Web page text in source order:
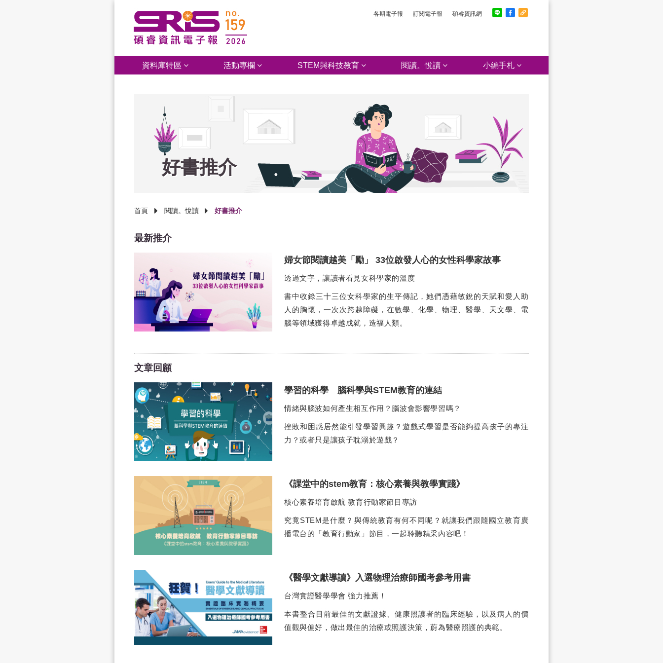
各期電子報 訂閱電子報 碩睿資訊網
資料庫特區 活動專欄 STEM與科技教育 閱讀。悅讀 小編手札
好書推介
首頁 閱讀。悅讀 好書推介
最新推介
婦女節閱讀越美「勵」 33位啟發人心的女性科學家故事
透過文字，讓讀者看見女科學家的溫度
書中收錄三十三位女科學家的生平傳記，她們憑藉敏銳的天賦和愛人助
人的胸懷，一次次跨越障礙，在數學、化學、物理、醫學、天文學、電
腦等領域獲得卓越成就，造福人類。
文章回顧
學習的科學 腦科學與STEM教育的連結
情緒與腦波如何產生相互作用？腦波會影響學習嗎？
挫敗和困惑居然能引發學習興趣？遊戲式學習是否能夠提高孩子的專注
力？或者只是讓孩子耽溺於遊戲？
《課堂中的stem教育：核心素養與教學實踐》
核心素養培育啟航 教育行動家節目專訪
究竟STEM是什麼？與傳統教育有何不同呢？就讓我們跟隨國立教育廣
播電台的「教育行動家」節目，一起聆聽精采內容吧！
《醫學文獻導讀》入選物理治療師國考參考用書
台灣實證醫學學會 強力推薦！
本書整合目前最佳的文獻證據、健康照護者的臨床經驗，以及病人的價
值觀與偏好，做出最佳的治療或照護決策，蔚為醫療照護的典範。